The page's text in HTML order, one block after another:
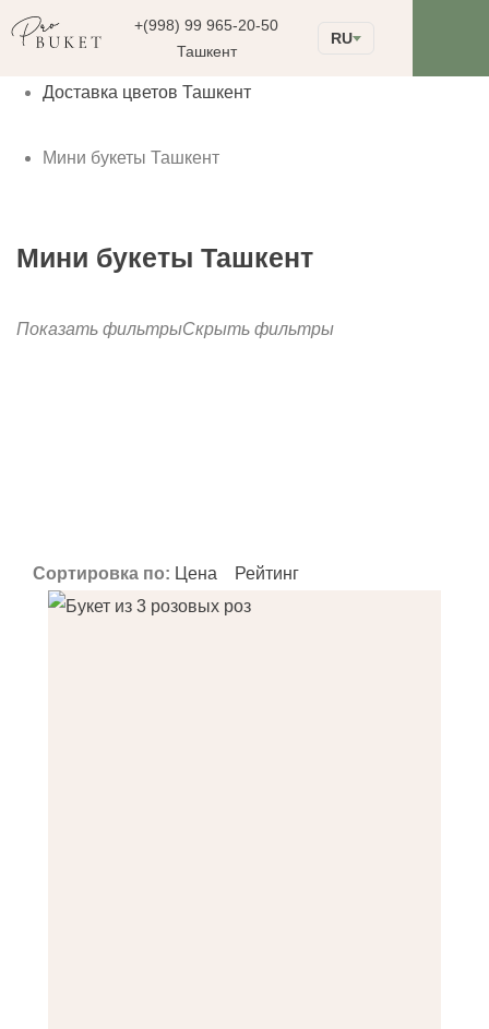
+(998) 99 965-20-50
Ташкент
RU
Доставка цветов Ташкент
Мини букеты Ташкент
Мини букеты Ташкент
Показать фильтрыСкрыть фильтры
Сортировка по: Цена Рейтинг